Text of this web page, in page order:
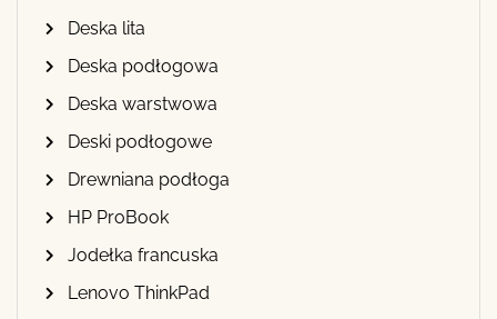
Deska lita
Deska podłogowa
Deska warstwowa
Deski podłogowe
Drewniana podłoga
HP ProBook
Jodełka francuska
Lenovo ThinkPad